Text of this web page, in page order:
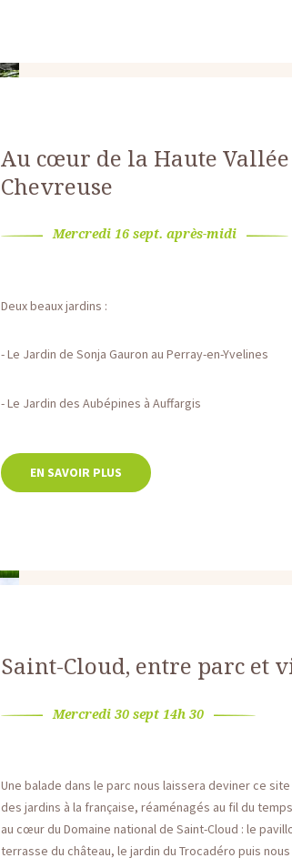
Au cœur de la Haute Vallée
Chevreuse
Mercredi 16 sept. après-midi
Deux beaux jardins :
- Le Jardin de Sonja Gauron au Perray-en-Yvelines
- Le Jardin des Aubépines à Auffargis
EN SAVOIR PLUS
Saint-Cloud, entre parc et
Mercredi 30 sept 14h 30
Une balade dans le parc nous laissera deviner ce
des jardins à la française, réaménagés au fil du
au cœur du Domaine national de Saint-Cloud : le
terrasse du château, le jardin du Trocadéro puis